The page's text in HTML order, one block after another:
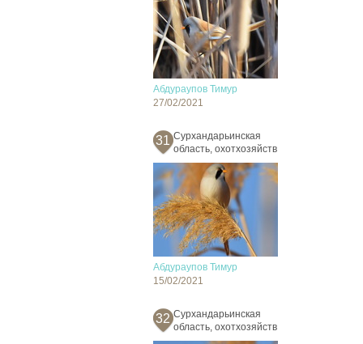
Абдураупов Тимур
27/02/2021
31 Сурхандарьинская
область, охотхозяйств
Абдураупов Тимур
15/02/2021
32 Сурхандарьинская
область, охотхозяйств